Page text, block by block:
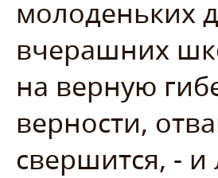
молоденьких
вчерашних
на верную
верности,
свершится, -